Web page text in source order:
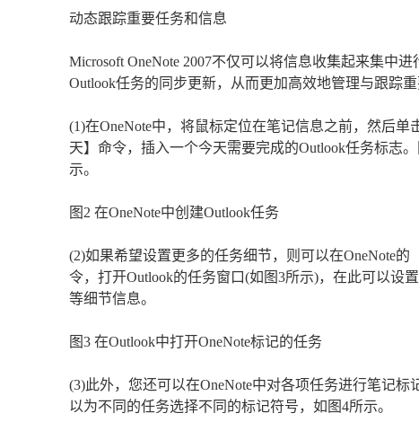
动态跟踪重要任务和信息
Microsoft OneNote 2007不仅可以将信息收集起来集中
Outlook任务的同步更新，从而更加高效地管理与跟踪
(1)在OneNote中，将鼠标定位在笔记信息之前，然后
天】命令，插入一个今天需要完成的Outlook任务标志
示。
图2 在OneNote中创建Outlook任务
(2)如果希望设置更多的任务细节，则可以在OneNote
令，打开Outlook的任务窗口(如图3所示)，在此可以设
等细节信息。
图3 在Outlook中打开OneNote标记的任务
(3)此外，您还可以在OneNote中对各项任务进行笔记
以为不同的任务选择不同的标记符号，如图4所示。